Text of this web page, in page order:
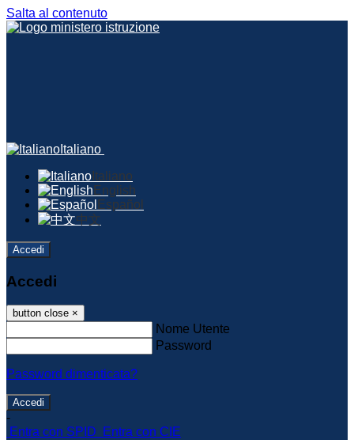
Salta al contenuto
Italiano
Italiano
English
Español
中文
Accedi
Accedi
button close ×
Nome Utente
Password
Password dimenticata?
-
Entra con SPID
Entra con CIE